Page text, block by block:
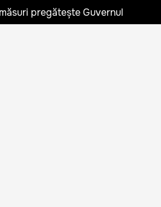
pregătește Guvernul